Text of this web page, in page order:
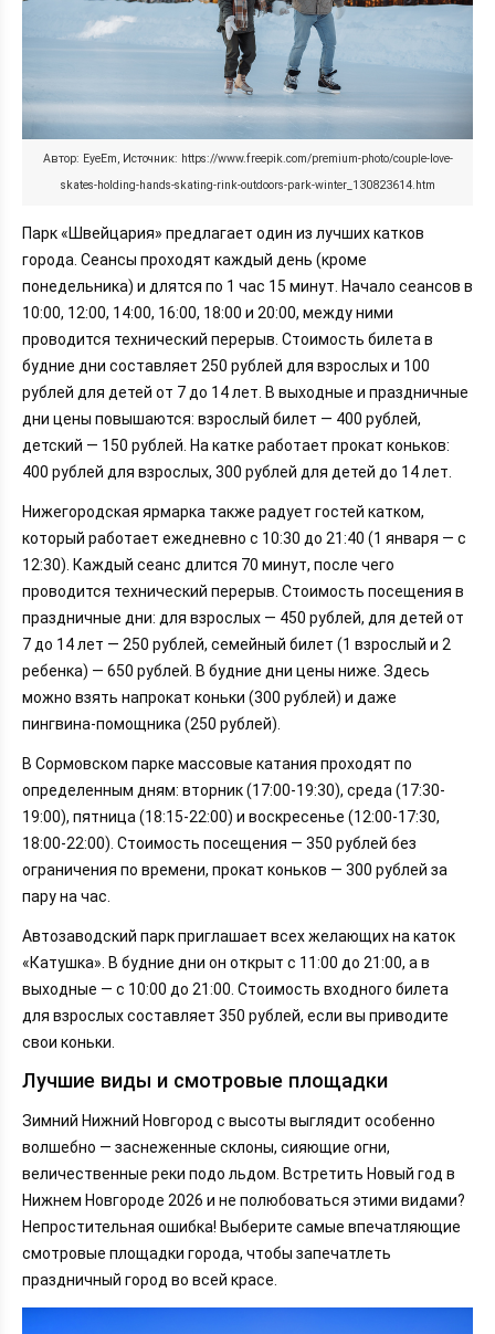
Автор: EyeEm, Источник: https://www.freepik.com/premium-photo/couple-love-
skates-holding-hands-skating-rink-outdoors-park-winter_130823614.htm
Парк «Швейцария» предлагает один из лучших катков
города. Сеансы проходят каждый день (кроме
понедельника) и длятся по 1 час 15 минут. Начало сеансов в
10:00, 12:00, 14:00, 16:00, 18:00 и 20:00, между ними
проводится технический перерыв. Стоимость билета в
будние дни составляет 250 рублей для взрослых и 100
рублей для детей от 7 до 14 лет. В выходные и праздничные
дни цены повышаются: взрослый билет — 400 рублей,
детский — 150 рублей. На катке работает прокат коньков:
400 рублей для взрослых, 300 рублей для детей до 14 лет.
Нижегородская ярмарка также радует гостей катком,
который работает ежедневно с 10:30 до 21:40 (1 января — с
12:30). Каждый сеанс длится 70 минут, после чего
проводится технический перерыв. Стоимость посещения в
праздничные дни: для взрослых — 450 рублей, для детей от
7 до 14 лет — 250 рублей, семейный билет (1 взрослый и 2
ребенка) — 650 рублей. В будние дни цены ниже. Здесь
можно взять напрокат коньки (300 рублей) и даже
пингвина-помощника (250 рублей).
В Сормовском парке массовые катания проходят по
определенным дням: вторник (17:00-19:30), среда (17:30-
19:00), пятница (18:15-22:00) и воскресенье (12:00-17:30,
18:00-22:00). Стоимость посещения — 350 рублей без
ограничения по времени, прокат коньков — 300 рублей за
пару на час.
Автозаводский парк приглашает всех желающих на каток
«Катушка». В будние дни он открыт с 11:00 до 21:00, а в
выходные — с 10:00 до 21:00. Стоимость входного билета
для взрослых составляет 350 рублей, если вы приводите
свои коньки.
Лучшие виды и смотровые площадки
Зимний Нижний Новгород с высоты выглядит особенно
волшебно — заснеженные склоны, сияющие огни,
величественные реки подо льдом. Встретить Новый год в
Нижнем Новгороде 2026 и не полюбоваться этими видами?
Непростительная ошибка! Выберите самые впечатляющие
смотровые площадки города, чтобы запечатлеть
праздничный город во всей красе.